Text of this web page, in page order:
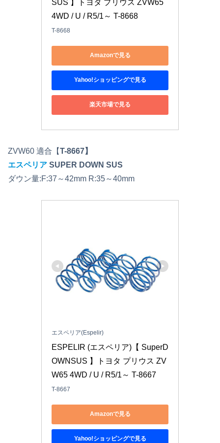
SUS 】トヨタ プリウス ZVW65
4WD / U / R5/1～ T-8668
T-8668
Amazonで見る
Yahoo!ショッピングで見る
楽天市場で見る
ZVW60 適合【T-8667】
エスペリア SUPER DOWN SUS
ダウン量:F:37～42mm R:35～40mm
エスペリア(Espelir)
ESPELIR (エスペリア)【 SuperD
OWNSUS 】トヨタ プリウス ZV
W65 4WD / U / R5/1～ T-8667
T-8667
Amazonで見る
Yahoo!ショッピングで見る